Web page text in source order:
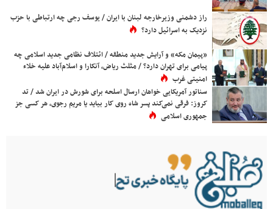
راز دشمنی وزیرخارجه لبنان با ایران / یوسف رجی چه ارتباطی با حزب
نزدیک به اسرائیل دارد؟
«پیمان مکه» و آرایش جدید منطقه / ائتلاف نظامی جدید اسلامی چه
پیامی برای تهران دارد؟ / مثلث ریاض، آنکارا و اسلام‌آباد علیه خلاء
امنیتی غرب
سناتور آمریکایی خواهان ارسال اسلحه برای شورش در ایران شد / تد
کروز: فرقی نمی‌کند پسر شاه روی کار بیاید یا مریم رجوی، هر کسی جز
جمهوری اسلامی